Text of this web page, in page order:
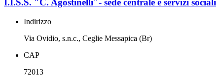
I.I.S.S. "C. Agostinelli"- sede centrale e servizi sociali
Indirizzo
Via Ovidio, s.n.c., Ceglie Messapica (Br)
CAP
72013